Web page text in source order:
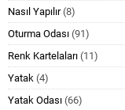
Nasıl Yapılır(8)
Oturma Odası (91)
Renk Kartelaları (11)
Yatak (4)
Yatak Odası (66)